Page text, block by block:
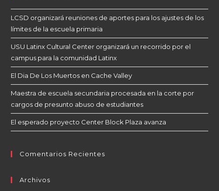
LCSD organizará reuniones de aportes para los ajustes de los
límites de la escuela primaria
USU Latinx Cultural Center organizará un recorrido por el
campus para la comunidad Latinx
El Dia De Los Muertos en Cache Valley
Maestra de escuela secundaria procesada en la corte por
cargos de presunto abuso de estudiantes
El esperado proyecto Center Block Plaza avanza
Comentarios Recientes
Archivos